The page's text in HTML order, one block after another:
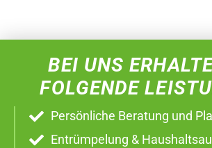
BEI UNS
FOLGENDE
Persönliche Beratung und
Entrümpelung &